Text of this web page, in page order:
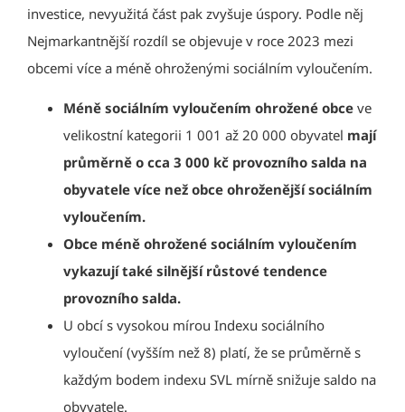
investice, nevyužitá část pak zvyšuje úspory. Podle něj
Nejmarkantnější rozdíl se objevuje v roce 2023 mezi
obcemi více a méně ohroženými sociálním vyloučením.
Méně sociálním vyloučením ohrožené obce ve
velikostní kategorii 1 001 až 20 000 obyvatel mají
průměrně o cca 3 000 kč provozního salda na
obyvatele více než obce ohroženější sociálním
vyloučením.
Obce méně ohrožené sociálním vyloučením
vykazují také silnější růstové tendence
provozního salda.
U obcí s vysokou mírou Indexu sociálního
vyloučení (vyšším než 8) platí, že se průměrně s
každým bodem indexu SVL mírně snižuje saldo na
obyvatele.